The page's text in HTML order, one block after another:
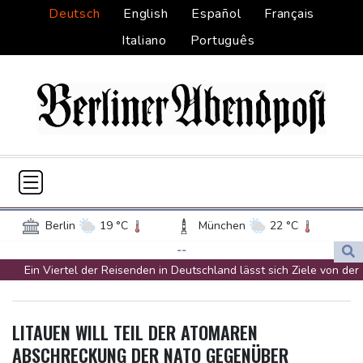
Deutsch English Español
Français
Italiano
Português
Berlin 19 °C München
22 °C
Frankfurt am Main
22 °C
Köln
19 °C Kiel
18 °C
--
Ein Viertel der Reisenden in Deutschland lässt sich Ziele von der
Verurteilte Linksextremistin: Bundesgerichtshof bestätigt
LITAUEN WILL TEIL DER ATOMAREN
ABSCHRECKUNG DER NATO GEGENÜBER